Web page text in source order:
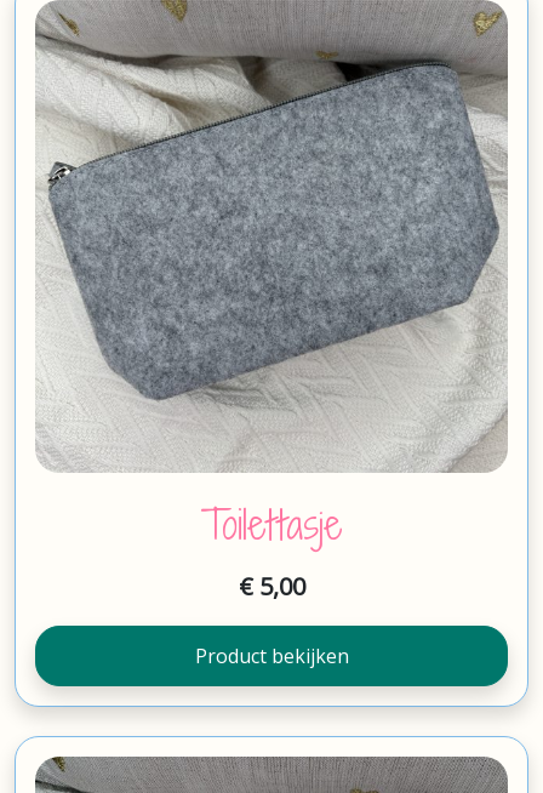
Toilettasje
€5,00
Product bekijken